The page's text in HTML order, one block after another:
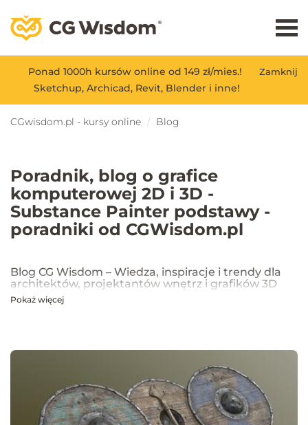
Zamknij
Ponad 1000h kursów online od 149 zł/mies.!
Sketchup, Archicad, Revit, Blender i inne!
CGwisdom.pl - kursy online Blog
Poradnik, blog o grafice
komputerowej 2D i 3D -
Substance Painter podstawy -
poradniki od CGWisdom.pl
Blog CG Wisdom – Wiedza, inspiracje i trendy dla
architektów, projektantów wnętrz i grafików 3D
Na blogu CG Wisdom znajdziesz praktyczne porady, inspiracje oraz
które pomagają tworzyć profesjonalne i fotorealistyczne wizualizacje.
projektantów, jakie są najlepsze praktyki w renderingu oraz jak
optymalizować proces projektowy. Śledź nasz blog, aby pozostać na
bieżąco z technologią i rozwijać swoje umiejętności w projektowaniu
przestrzeni i wizualizacji 3D!
Pokaż więcej